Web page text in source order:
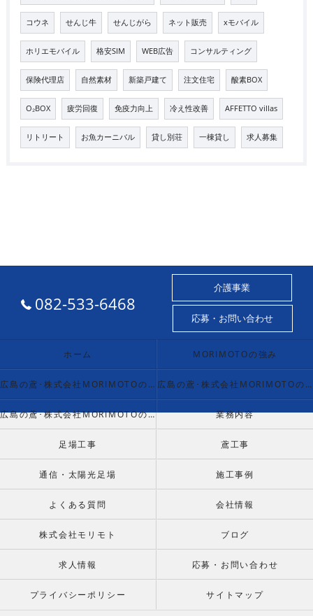
コウネ せんじ牛 せんじがら ネット販売 xモバイル
ホリエモバイル 格安SIM WEB広告 コンサルティング
保険代理店 自然素材 新築戸建て 注文住宅 酸素BOX
O₂BOX 疲労回復 免疫力向上 冷え性改善 AFFETTO villas
リトリート お魚カーニバル 貸し別荘 一棟貸し 求人募集
082-533-6468
介護事業
応募・お問い合わせ
ホーム MORIMOTOの強み
広島の鳶･株式会社MORIMOTOの口コミ情報 広島の鳶･株式会社MORIMOTOの評判
広島の鳶･株式会社MORIMOTOのお客様の声 業務内容
足場工事 鳶工事
通信・太陽光足場 施工事例
よくある質問 会社情報
株式会社モリモト ブログ
求人情報 応募・お問い合わせ
プライバシーポリシー サイトマップ